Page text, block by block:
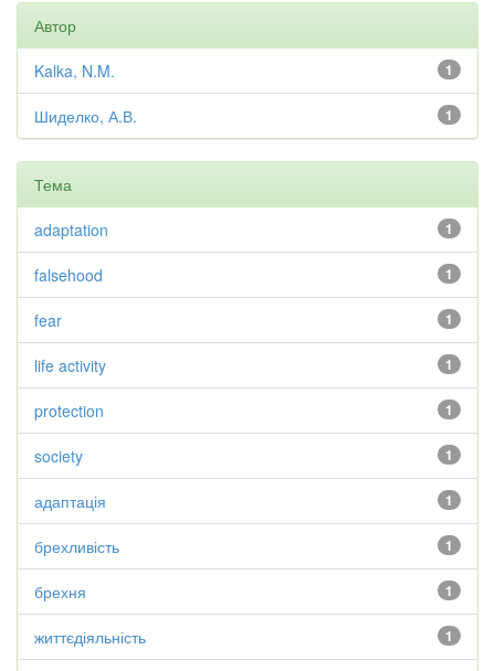
Автор
1
Kalka, N.M.
1
Шиделко, А.В.
Тема
1
adaptation
1
falsehood
1
fear
1
life activity
1
protection
1
society
1
адаптація
1
брехливість
1
брехня
1
життєдіяльність